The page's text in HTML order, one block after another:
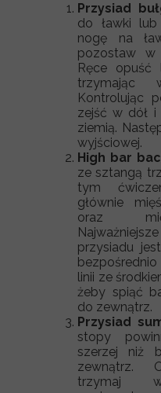
Przysiad
do ławki lub
nogę na
pozostaw w
Ręce opuść
trzymając
Kontrolując
zejść w dół
ziemią.
wyjściowej.
High bar
ze sztangą
tym
głównie
oraz
przysiadu
linii ze
żeby spiąć
do zewnątrz.
Przysiad
stopy
szerzej niż
zewnątrz.
trzymaj w